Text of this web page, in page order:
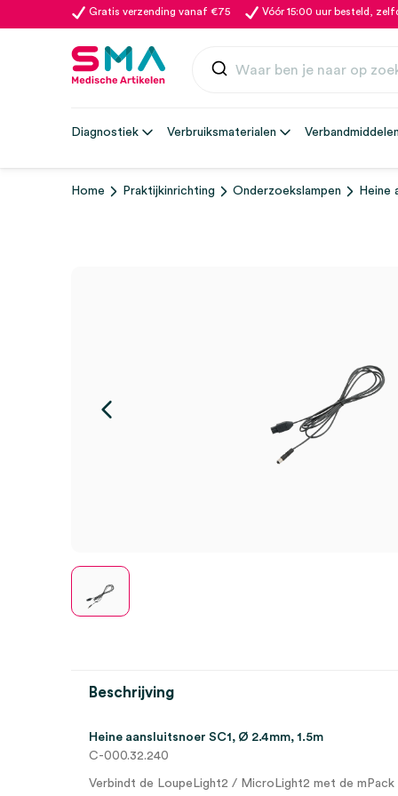
Gratis verzending vanaf €75 Vóór 15:00 uur besteld,
Diagnostiek Verbruiksmaterialen Verbandmiddelen
Home Praktijkinrichting Onderzoekslampen Heine
Beschrijving
Heine aansluitsnoer SC1, Ø 2.4mm, 1.5m
C-000.32.240
Verbindt de LoupeLight2 / MicroLight2 met de mPack